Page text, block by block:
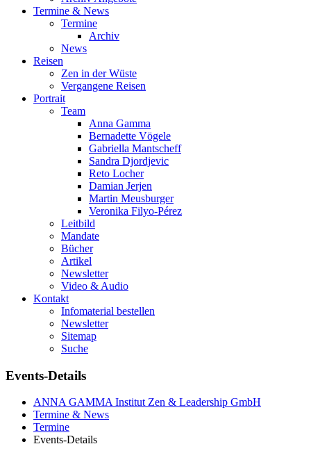
Termine & News
Termine
Archiv
News
Reisen
Zen in der Wüste
Vergangene Reisen
Portrait
Team
Anna Gamma
Bernadette Vögele
Gabriella Mantscheff
Sandra Djordjevic
Reto Locher
Damian Jerjen
Martin Meusburger
Veronika Filyo-Pérez
Leitbild
Mandate
Bücher
Artikel
Newsletter
Video & Audio
Kontakt
Infomaterial bestellen
Newsletter
Sitemap
Suche
Events-Details
ANNA GAMMA Institut Zen & Leadership GmbH
Termine & News
Termine
Events-Details